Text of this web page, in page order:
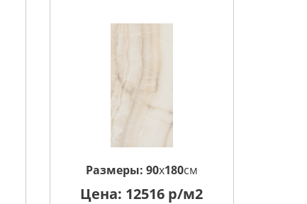
Размеры: 90x180см
Цена: 12516 р/м2